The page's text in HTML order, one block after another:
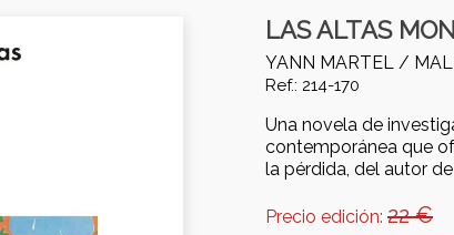
LAS ALTAS
YANN MARTEL /
Ref.: 214-170
Una novela de
contemporánea que
la pérdida, del autor de
Precio edición: 22 €